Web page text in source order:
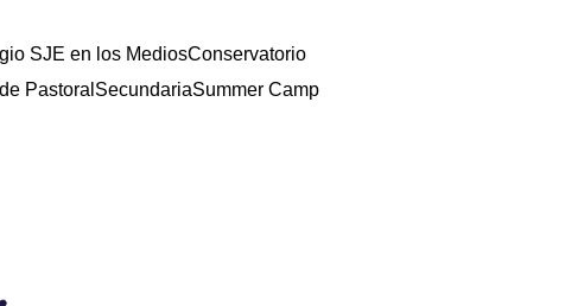
SJE en los MediosConservatorio
Pastoral SecundariaSummer Camp